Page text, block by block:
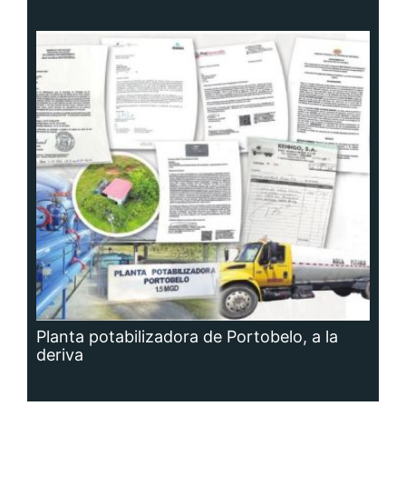
Planta potabilizadora de Portobelo, a la
deriva